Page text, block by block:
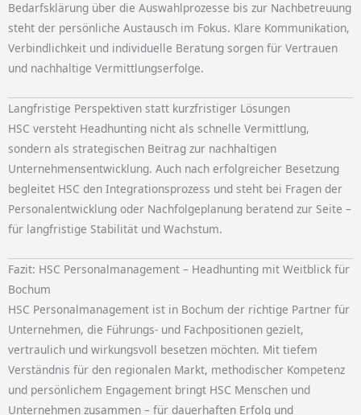
Bedarfsklärung über die Auswahlprozesse bis zur Nachbetreuung
steht der persönliche Austausch im Fokus. Klare Kommunikation,
Verbindlichkeit und individuelle Beratung sorgen für Vertrauen
und nachhaltige Vermittlungserfolge.
Langfristige Perspektiven statt kurzfristiger Lösungen
HSC versteht Headhunting nicht als schnelle Vermittlung,
sondern als strategischen Beitrag zur nachhaltigen
Unternehmensentwicklung. Auch nach erfolgreicher Besetzung
begleitet HSC den Integrationsprozess und steht bei Fragen der
Personalentwicklung oder Nachfolgeplanung beratend zur Seite –
für langfristige Stabilität und Wachstum.
Fazit: HSC Personalmanagement – Headhunting mit Weitblick für
Bochum
HSC Personalmanagement ist in Bochum der richtige Partner für
Unternehmen, die Führungs- und Fachpositionen gezielt,
vertraulich und wirkungsvoll besetzen möchten. Mit tiefem
Verständnis für den regionalen Markt, methodischer Kompetenz
und persönlichem Engagement bringt HSC Menschen und
Unternehmen zusammen – für dauerhaften Erfolg und